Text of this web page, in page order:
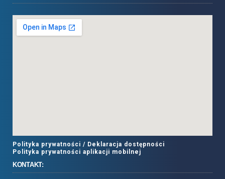
Polityka prywatności / Deklaracja dostępności
Polityka prywatności aplikacji mobilnej
KONTAKT: